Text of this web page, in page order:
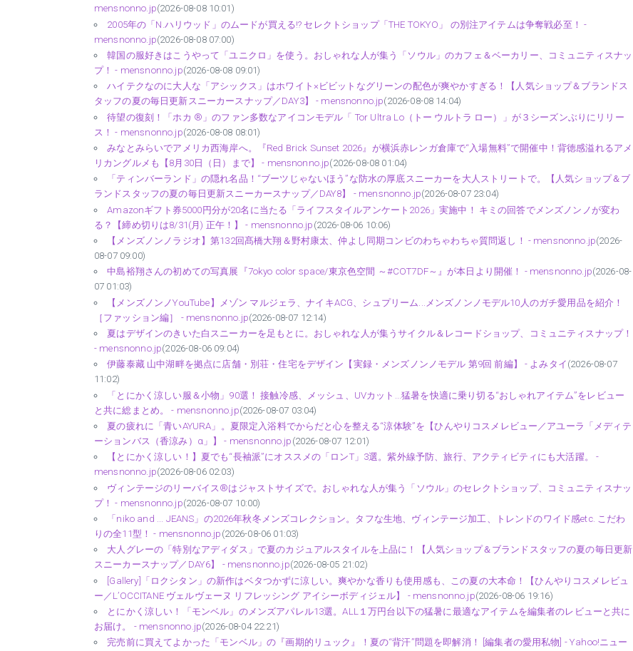
mensnonno.jp(2026-08-08 10:01)
2005年の「N.ハリウッド」のムードが買える!? セレクトショップ「THE TOKYO」 の別注アイテムは争奪戦必至！ -
mensnonno.jp(2026-08-08 07:00)
韓国の服好きはこうやって「ユニクロ」を使う。おしゃれな人が集う「ソウル」のカフェ＆ベーカリー、コミュニティスナッ
プ！ - mensnonno.jp(2026-08-08 09:01)
ハイテクなのに大人な「アシックス」はホワイト×ビビットなグリーンの配色が爽やかすぎる！【人気ショップ＆ブランドス
タッフの夏の毎日更新スニーカースナップ／DAY3】 - mensnonno.jp(2026-08-08 14:04)
待望の復刻！「ホカ ®」のファン多数なアイコンモデル「 Tor Ultra Lo（トー ウルトラ ロー）」が３シーズンぶりにリリー
ス！ - mensnonno.jp(2026-08-08 08:01)
みなとみらいでアメリカ西海岸へ。『Red Brick Sunset 2026』が横浜赤レンガ倉庫で“入場無料”で開催中！背徳感溢れるアメ
リカングルメも【8月30日（日）まで】 - mensnonno.jp(2026-08-08 01:04)
「ティンバーランド」の隠れ名品！“ブーツじゃないほう”な防水の厚底スニーカーを大人ストリートで。【人気ショップ＆ブ
ランドスタッフの夏の毎日更新スニーカースナップ／DAY8】 - mensnonno.jp(2026-08-07 23:04)
Amazonギフト券5000円分が20名に当たる「ライフスタイルアンケート2026」実施中！ キミの回答でメンズノンノが変わ
る？【締め切りは8/31(月) 正午！】 - mensnonno.jp (2026-08-06 10:06)
【メンズノンノラジオ】第132回髙橋大翔＆野村康太、仲よし同期コンビのわちゃわちゃ質問返し！ - mensnonno.jp(2026-
08-07 09:00)
中島裕翔さんの初めての写真展『7okyo color space/東京色空間 ～#COT7DF～』が本日より開催！ - mensnonno.jp(2026-08-
07 01:03)
【メンズノンノYouTube】メゾン マルジェラ、ナイキACG、シュプリーム...メンズノンノモデル10人のガチ愛用品を紹介！
［ファッション編］ - mensnonno.jp(2026-08-07 12:14)
夏はデザインのきいた白スニーカーを足もとに。おしゃれな人が集うサイクル＆レコードショップ、コミュニティスナップ！
- mensnonno.jp(2026-08-06 09:04)
伊藤泰藏 山中湖畔を拠点に店舗・別荘・住宅をデザイン【実録・メンズノンノモデル 第9回 前編】 - よみタイ (2026-08-07
11:02)
「とにかく涼しい服＆小物」90選！ 接触冷感、メッシュ、UVカット...猛暑を快適に乗り切る“おしゃれアイテム”をレビュー
と共に総まとめ。 - mensnonno.jp(2026-08-07 03:04)
夏の疲れに「青いAYURA」。夏限定入浴料でからだと心を整える“涼体験”を【ひんやりコスメレビュー／アユーラ「メディテ
ーションバス（香涼み）α」】 - mensnonno.jp (2026-08-07 12:01)
【とにかく涼しい！】夏でも“長袖派”にオススメの「ロンT」3選。紫外線予防、旅行、アクティビティにも大活躍。 -
mensnonno.jp(2026-08-06 02:03)
ヴィンテージのリーバイス®はジャストサイズで。おしゃれな人が集う「ソウル」のセレクトショップ、コミュニティスナッ
プ！ - mensnonno.jp(2026-08-07 10:00)
「niko and ... JEANS」の2026年秋冬メンズコレクション。タフな生地、ヴィンテージ加工、トレンドのワイド感etc. こだわ
りの全11型！ - mensnonno.jp (2026-08-06 01:03)
大人グレーの「特別なアディダス」で夏のカジュアルスタイルを上品に！【人気ショップ＆ブランドスタッフの夏の毎日更新
スニーカースナップ／DAY6】 - mensnonno.jp(2026-08-05 21:02)
[Gallery]「ロクシタン」の新作はベタつかずに涼しい。爽やかな香りも使用感も、この夏の大本命！【ひんやりコスメレビュ
ー／L’OCCITANE ヴェルヴェーヌ リフレッシング アイシーボディジェル】 - mensnonno.jp(2026-08-06 19:16)
とにかく涼しい！「モンベル」のメンズアパレル13選。ALL１万円台以下の猛暑に最適なアイテムを編集者のレビューと共に
お届け。 - mensnonno.jp(2026-08-04 22:21)
完売前に買えてよかった「モンベル」の『画期的リュック』！夏の“背汗”問題を即解消！ [編集者の愛用私物] - Yahoo!ニュー